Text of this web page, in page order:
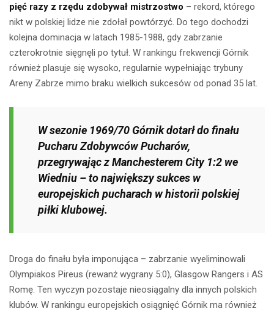
pięć razy z rzędu zdobywał mistrzostwo – rekord, którego
nikt w polskiej lidze nie zdołał powtórzyć. Do tego dochodzi
kolejna dominacja w latach 1985-1988, gdy zabrzanie
czterokrotnie sięgnęli po tytuł. W rankingu frekwencji Górnik
również plasuje się wysoko, regularnie wypełniając trybuny
Areny Zabrze mimo braku wielkich sukcesów od ponad 35 lat.
W sezonie 1969/70 Górnik dotarł do finału
Pucharu Zdobywców Pucharów,
przegrywając z Manchesterem City 1:2 we
Wiedniu – to największy sukces w
europejskich pucharach w historii polskiej
piłki klubowej.
Droga do finału była imponująca – zabrzanie wyeliminowali
Olympiakos Pireus (rewanż wygrany 5:0), Glasgow Rangers i AS
Romę. Ten wyczyn pozostaje nieosiągalny dla innych polskich
klubów. W rankingu europejskich osiągnięć Górnik ma również